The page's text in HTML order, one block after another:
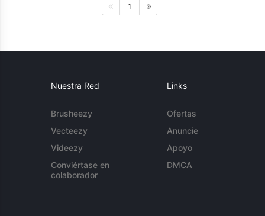
1
Nuestra Red
Brusheezy
Vecteezy
Videezy
Conviértase en
colaborador
Links
Ofertas
Anuncie
Apoyo
DMCA